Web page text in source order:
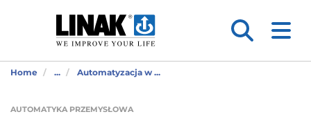
Home ... Automatyzacja w ...
AUTOMATYKA PRZEMYSŁOWA